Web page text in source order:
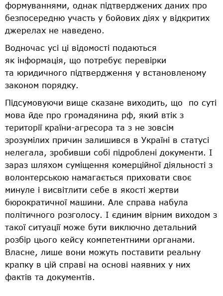
формуваннями, однак підтверджених даних про
безпосередню участь у бойових діях у відкритих
джерелах не наведено.
Водночас усі ці відомості подаються
як інформація, що потребує перевірки
та юридичного підтвердження у встановленому
законом порядку.
Підсумовуючи вище сказане виходить, що по суті
мова йде про громадянина рф, який втік з
території країни-агресора та з не зовсім
зрозумілих причин залишився в Україні в статусі
нелегала, зробивши собі підроблені документи. І
зараз шляхом суміщення комерційної діяльності з
волонтерською намагається приховати своє
минуле і висвітлити себе в якості жертви
бюрократичної машини. Але справа набула
політичного розголосу. І єдиним вірним виходом з
такої ситуації може бути виключно детальний
розбір цього кейсу компетентними органами.
Власне, лише вони можуть поставити реальну
крапку в цій справі на основі наявних у них
фактів та документів.